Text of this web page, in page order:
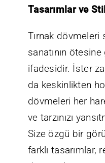
Tasarımlar ve
Tırnak dövmeleri
sanatının
ifadesidir. İster
da keskinlikten
dövmeleri her
ve tarzınızı
Size özgü bir
farklı tasarımlar,